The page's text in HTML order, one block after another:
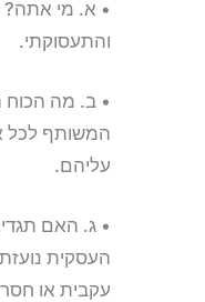
• א. מי אתה?
והתעסוקתי.
• ב. מה
המשותף לכל
עליהם.
• ג. האם
העסקית
עקבית או